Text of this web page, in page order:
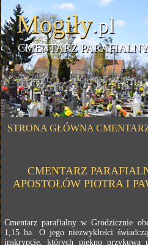
Mogiły.pl
CMENTARZ
STRONA GŁÓWNA
CMENTARZ
APOSTOŁÓW PIOTRA I
Cmentarz parafialny w Grodzicznie
1,15 ha. O jego niezwykłości
inskrypcje, których piękno przykuwa